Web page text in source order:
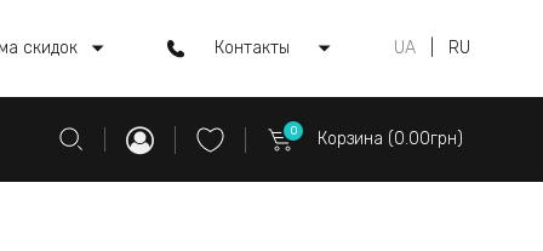
скидок Контакты UA RU
0 Корзина (0.00грн)